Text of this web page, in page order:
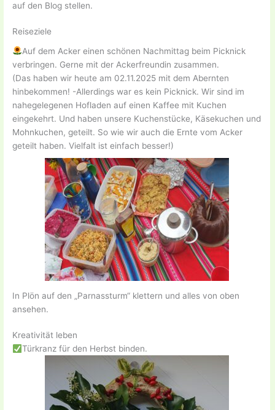
auf den Blog stellen.
Reiseziele
Auf dem Acker einen schönen Nachmittag beim Picknick
verbringen. Gerne mit der Ackerfreundin zusammen.
(Das haben wir heute am 02.11.2025 mit dem Abernten
hinbekommen! -Allerdings war es kein Picknick. Wir sind im
nahegelegenen Hofladen auf einen Kaffee mit Kuchen
eingekehrt. Und haben unsere Kuchenstücke, Käsekuchen und
Mohnkuchen, geteilt. So wie wir auch die Ernte vom Acker
geteilt haben. Vielfalt ist einfach besser!)
In Plön auf den „Parnassturm“ klettern und alles von oben
ansehen.
Kreativität leben
Türkranz für den Herbst binden.